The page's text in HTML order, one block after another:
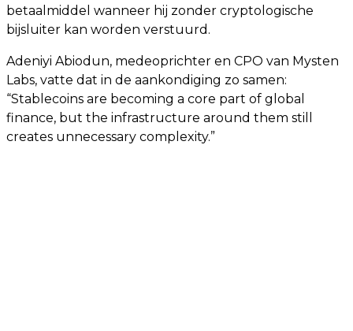
betaalmiddel wanneer hij zonder cryptologische
bijsluiter kan worden verstuurd.
Adeniyi Abiodun, medeoprichter en CPO van Mysten
Labs, vatte dat in de aankondiging zo samen:
“Stablecoins are becoming a core part of global
finance, but the infrastructure around them still
creates unnecessary complexity.”